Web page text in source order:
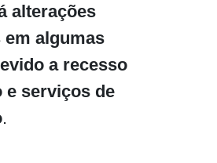
alterações
algumas
a recesso
e serviços de
.